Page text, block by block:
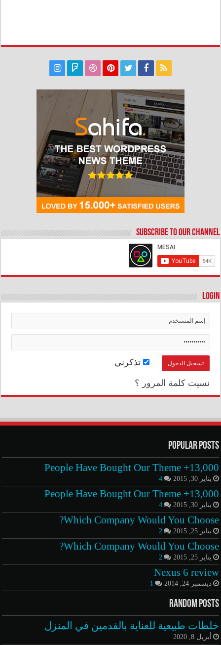
Subscribe to our Channel
Login
تذكرني
نسيت كلمة المرور ؟
Popular Posts
13,000+ People Have Bought Our Theme
يناير 30, 2015 4
13,000+ People Have Bought Our Theme
يناير 30, 2015 4
Which Company Would You Choose?
يناير 25, 2015 2
Which Company Would You Choose?
يناير 25, 2015 2
Nexus 6 review
ديسمبر 24, 2014 1
Random Posts
خلطات طبيعية للعناية بالقدمين في المنزل
أبريل 8, 2020